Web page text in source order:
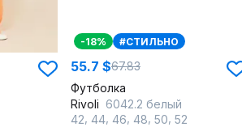
-18% #СТИЛЬНО
55.7 $67.83
Футболка
Rivoli 6042.2 белый
42 44 46 48 50 52